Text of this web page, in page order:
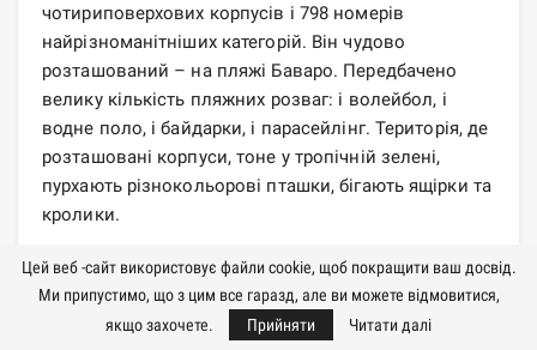
чотириповерхових корпусів і 798 номерів
найрізноманітніших категорій. Він чудово
розташований – на пляжі Баваро. Передбачено
велику кількість пляжних розваг: і волейбол, і
водне поло, і байдарки, і парасейлінг. Територія, де
розташовані корпуси, тоне у тропічній зелені,
пурхають різнокольорові пташки, бігають ящірки та
кролики.
Шведський сніданок порадує свіжістю та
різноманітністю: ті, що побували тут, зазначають,
що готують кухаря з любов'ю. Безліч фруктів,
Цей веб -сайт використовує файли cookie, щоб покращити ваш досвід.
Ми припустимо, що з цим все гаразд, але ви можете відмовитися,
якщо захочете.
Прийняти Читати далі